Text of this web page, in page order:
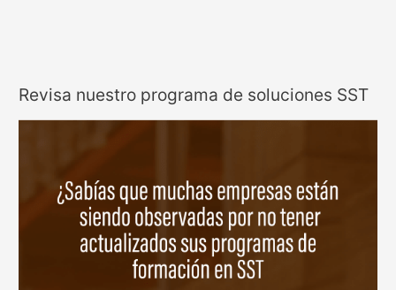
Revisa nuestro programa de soluciones SST